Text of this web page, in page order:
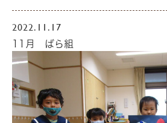
2022.11.17
11月 ばら組